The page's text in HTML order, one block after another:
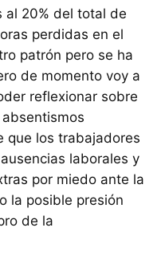
al 20% del total de
perdidas en el
patrón pero se ha
de momento voy a
reflexionar sobre
que los trabajadores
laborales y
por miedo ante la
la posible presión
de la